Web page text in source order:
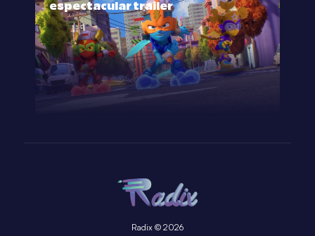
espectacular trailer
Radix © 2026